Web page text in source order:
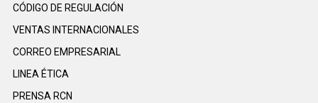
CÓDIGO DE REGULACIÓN
VENTAS INTERNACIONALES
CORREO EMPRESARIAL
LINEA ÉTICA
PRENSA RCN